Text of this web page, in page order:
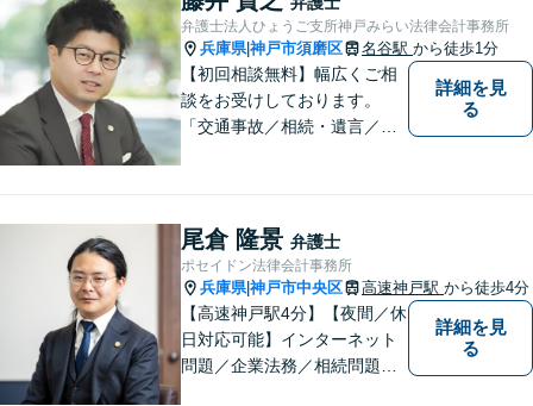
早めにご相談ください。
弁護士法人ひょうご支所神戸みらい法律会計事務所
兵庫県|神戸市須磨区 名谷駅 から徒歩1分
【初回相談無料】幅広くご相
談をお受けしております。
「交通事故／相続・遺言／離
い。公認会計士試験合格者。
【夜間・休日相談可能（要予
約）】【弁護士歴10年以上】
詳細を見
る
尾倉 隆景 弁護士
ポセイドン法律会計事務所
兵庫県|神戸市中央区 高速神戸駅 から徒歩4分
【高速神戸駅4分】【夜間／休
日対応可能】インターネット
問題／企業法務／相続問題／
詳細を見
る